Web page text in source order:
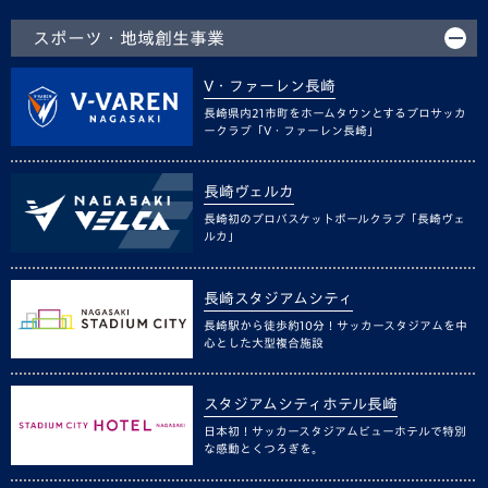
スポーツ・地域創生事業
V・ファーレン長崎
長崎県内21市町をホームタウンとするプロサッカ
ークラブ「V・ファーレン長崎」
長崎ヴェルカ
長崎初のプロバスケットボールクラブ「長崎ヴェ
ルカ」
長崎スタジアムシティ
長崎駅から徒歩約10分！サッカースタジアムを中
心とした大型複合施設
スタジアムシティホテル長崎
日本初！サッカースタジアムビューホテルで特別
な感動とくつろぎを。